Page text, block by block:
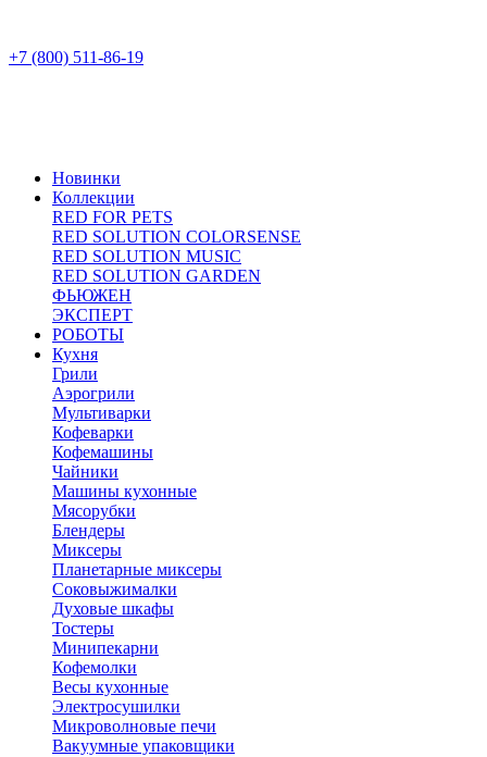
+7 (800) 511-86-19
Новинки
Коллекции
RED FOR PETS
RED SOLUTION COLORSENSE
RED SOLUTION MUSIC
RED SOLUTION GARDEN
ФЬЮЖЕН
ЭКСПЕРТ
РОБОТЫ
Кухня
Грили
Аэрогрили
Мультиварки
Кофеварки
Кофемашины
Чайники
Машины кухонные
Мясорубки
Блендеры
Миксеры
Планетарные миксеры
Соковыжималки
Духовые шкафы
Тостеры
Минипекарни
Кофемолки
Весы кухонные
Электросушилки
Микроволновые печи
Вакуумные упаковщики